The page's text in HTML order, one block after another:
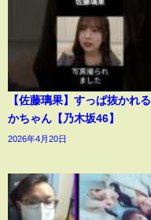
【佐藤璃果】すっぱ抜かれ
かちゃん【乃木坂46】
2026年4月20日